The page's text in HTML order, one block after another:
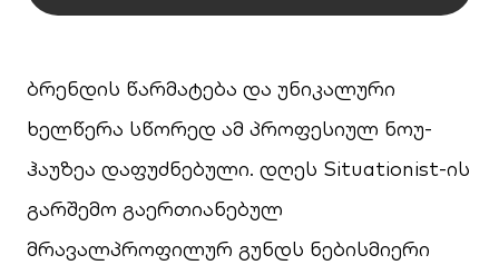
ბრენდის წარმატება და უნიკალური
ხელწერა სწორედ ამ პროფესიულ ნოუ-
ჰაუზეა დაფუძნებული. დღეს Situationist-ის
გარშემო გაერთიანებულ
მრავალპროფილურ გუნდს ნებისმიერი